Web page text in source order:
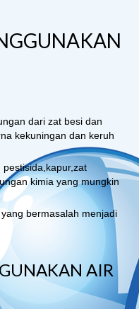
dari zat besi dan
kekuningan dan keruh
kimia yang mungkin
bermasalah menjadi
AIR